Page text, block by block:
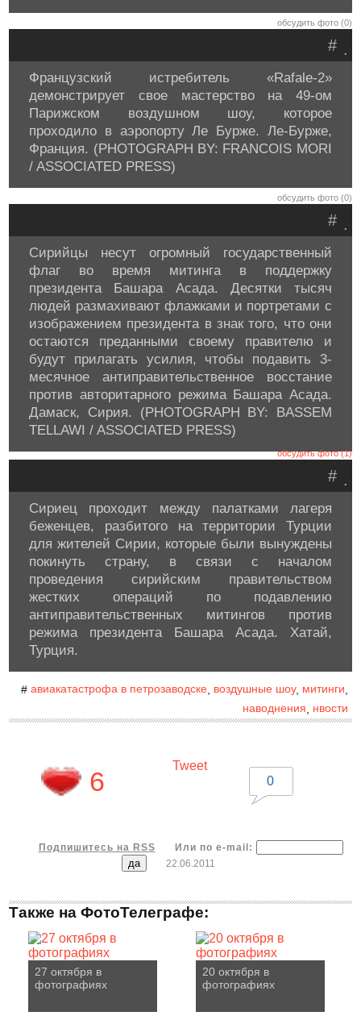
обсудить фото (0)
.
#
Французский истребитель «Rafale-2»
демонстрирует свое мастерство на 49-ом
Парижском воздушном шоу, которое
проходило в аэропорту Ле Бурже. Ле-Бурже,
Франция. (PHOTOGRAPH BY: FRANCOIS MORI
/ ASSOCIATED PRESS)
обсудить фото (0)
.
#
Сирийцы несут огромный государственный
флаг во время митинга в поддержку
президента Башара Асада. Десятки тысяч
людей размахивают флажками и портретами с
изображением президента в знак того, что они
остаются преданными своему правителю и
будут прилагать усилия, чтобы подавить 3-
месячное антиправительственное восстание
против авторитарного режима Башара Асада.
Дамаск, Сирия. (PHOTOGRAPH BY: BASSEM
TELLAWI / ASSOCIATED PRESS)
обсудить фото (1)
.
#
Сириец проходит между палатками лагеря
беженцев, разбитого на территории Турции
для жителей Сирии, которые были вынуждены
покинуть страну, в связи с началом
проведения сирийским правительством
жестких операций по подавлению
антиправительственных митингов против
режима президента Башара Асада. Хатай,
Турция.
# авиакатастрофа в петрозаводске, воздушные шоу, митинги
наводнения
нвости
6
Tweet
0
Подпишитесь на RSS
Или по e-mail:
22.06.2011
Также на ФотоТелеграфе:
27 октября в
фотографиях
20 октября в
фотографиях